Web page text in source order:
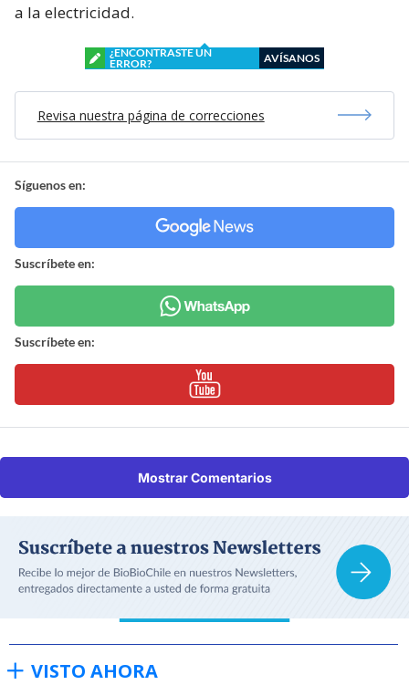
a la electricidad.
¿ENCONTRASTE UN
ERROR?
AVÍSANOS
Revisa nuestra página de correcciones
Síguenos en:
Suscríbete en:
Suscríbete en:
Mostrar Comentarios
VISTO AHORA